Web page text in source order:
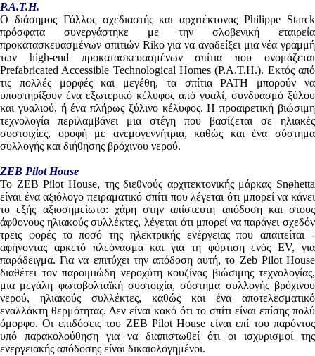
P.A.T.H.
Ο διάσημος Γάλλος σχεδιαστής και αρχιτέκτονας Philippe Starck
πρόσφατα συνεργάστηκε με την σλοβενική εταιρεία
προκατασκευασμένων σπιτιών Riko για να αναδείξει μια νέα γραμμή
των high-end προκατασκευασμένων σπίτια που ονομάζεται
Prefabricated Accessible Technological Homes (P.A.T.H.). Εκτός από
τις πολλές μορφές και μεγέθη, τα σπίτια PATH μπορούν να
υποστηρίξουν ένα εξωτερικό κέλυφος από γυαλί, συνδυασμό ξύλου
και γυαλιού, ή ένα πλήρως ξύλινο κέλυφος. Η προαιρετική βιώσιμη
τεχνολογία περιλαμβάνει μια στέγη που βασίζεται σε ηλιακές
συστοιχίες, οροφή με ανεμογεννήτρια, καθώς και ένα σύστημα
συλλογής και διήθησης βρόχινου νερού.
ZEB Pilot House
Το ZEB Pilot House, της διεθνούς αρχιτεκτονικής μάρκας Snøhetta
είναι ένα αξιόλογο πειραματικό σπίτι που λέγεται ότι μπορεί να κάνει
το εξής αξιοσημείωτο: χάρη στην απίστευτη απόδοση και στους
άφθονους ηλιακούς συλλέκτες, λέγεται ότι μπορεί να παράγει σχεδόν
τρεις φορές το ποσό της ηλεκτρικής ενέργειας που απαιτείται -
αφήνοντας αρκετό πλεόνασμα και για τη φόρτιση ενός EV, για
παράδειγμα. Για να επιτύχει την απόδοση αυτή, το Zeb Pilot House
διαθέτει τον παροιμιώδη νεροχύτη κουζίνας βιώσιμης τεχνολογίας,
μια μεγάλη φωτοβολταϊκή συστοιχία, σύστημα συλλογής βρόχινου
νερού, ηλιακούς συλλέκτες, καθώς και ένα αποτελεσματικό
εναλλάκτη θερμότητας. Δεν είναι κακό ότι το σπίτι είναι επίσης πολύ
όμορφο. Οι επιδόσεις του ZEB Pilot House είναι επί του παρόντος
υπό παρακολούθηση για να διαπιστωθεί ότι οι ισχυρισμοί της
ενεργειακής απόδοσης είναι δικαιολογημένοι.